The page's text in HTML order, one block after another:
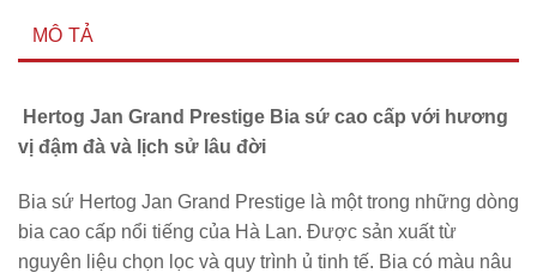
MÔ TẢ
Hertog Jan Grand Prestige Bia sứ cao cấp với hương
vị đậm đà và lịch sử lâu đời
Bia sứ Hertog Jan Grand Prestige là một trong những dòng
bia cao cấp nổi tiếng của Hà Lan. Được sản xuất từ
nguyên liệu chọn lọc và quy trình ủ tinh tế. Bia có màu nâu